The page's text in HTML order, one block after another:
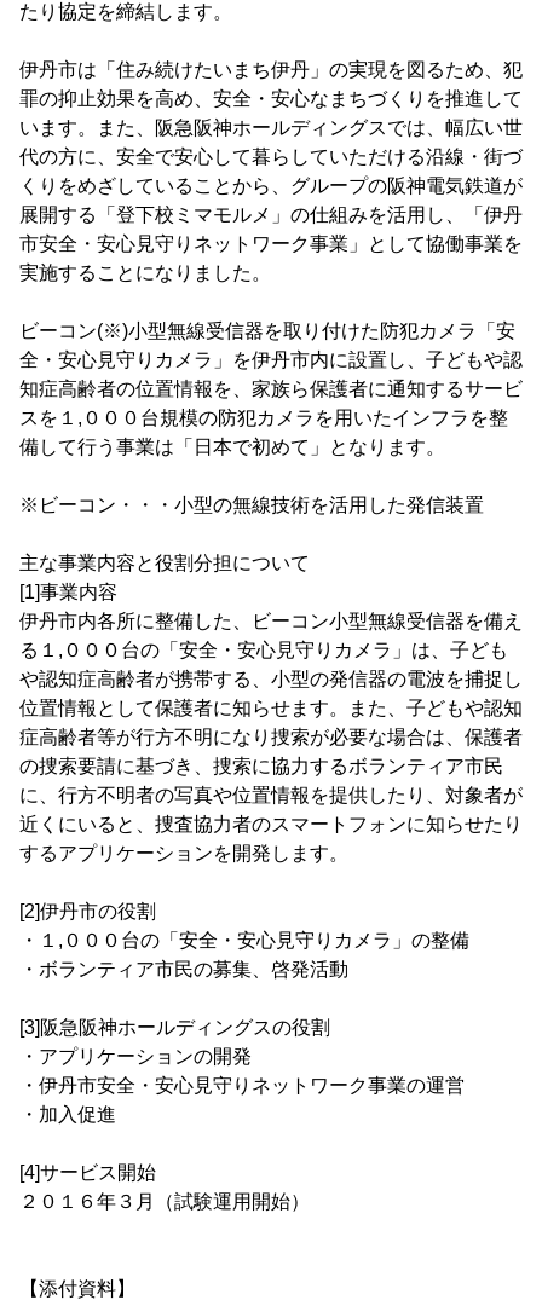
たり協定を締結します。
伊丹市は「住み続けたいまち伊丹」の実現を図るため、犯
罪の抑止効果を高め、安全・安心なまちづくりを推進して
います。また、阪急阪神ホールディングスでは、幅広い世
代の方に、安全で安心して暮らしていただける沿線・街づ
くりをめざしていることから、グループの阪神電気鉄道が
展開する「登下校ミマモルメ」の仕組みを活用し、「伊丹
市安全・安心見守りネットワーク事業」として協働事業を
実施することになりました。
ビーコン(※)小型無線受信器を取り付けた防犯カメラ「安
全・安心見守りカメラ」を伊丹市内に設置し、子どもや認
知症高齢者の位置情報を、家族ら保護者に通知するサービ
スを１,０００台規模の防犯カメラを用いたインフラを整
備して行う事業は「日本で初めて」となります。
※ビーコン・・・小型の無線技術を活用した発信装置
主な事業内容と役割分担について
[1]事業内容
伊丹市内各所に整備した、ビーコン小型無線受信器を備え
る１,０００台の「安全・安心見守りカメラ」は、子ども
や認知症高齢者が携帯する、小型の発信器の電波を捕捉し
位置情報として保護者に知らせます。また、子どもや認知
症高齢者等が行方不明になり捜索が必要な場合は、保護者
の捜索要請に基づき、捜索に協力するボランティア市民
に、行方不明者の写真や位置情報を提供したり、対象者が
近くにいると、捜査協力者のスマートフォンに知らせたり
するアプリケーションを開発します。
[2]伊丹市の役割
・１,０００台の「安全・安心見守りカメラ」の整備
・ボランティア市民の募集、啓発活動
[3]阪急阪神ホールディングスの役割
・アプリケーションの開発
・伊丹市安全・安心見守りネットワーク事業の運営
・加入促進
[4]サービス開始
２０１６年３月（試験運用開始）
【添付資料】